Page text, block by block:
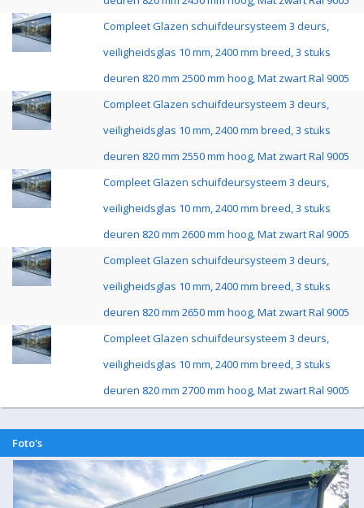
Compleet Glazen schuifdeursysteem 3 deurs,
veiligheidsglas 10 mm, 2400 mm breed, 3 stuks
deuren 820 mm 2500 mm hoog, Mat zwart Ral 9005
Compleet Glazen schuifdeursysteem 3 deurs,
veiligheidsglas 10 mm, 2400 mm breed, 3 stuks
deuren 820 mm 2550 mm hoog, Mat zwart Ral 9005
Compleet Glazen schuifdeursysteem 3 deurs,
veiligheidsglas 10 mm, 2400 mm breed, 3 stuks
deuren 820 mm 2600 mm hoog, Mat zwart Ral 9005
Compleet Glazen schuifdeursysteem 3 deurs,
veiligheidsglas 10 mm, 2400 mm breed, 3 stuks
deuren 820 mm 2650 mm hoog, Mat zwart Ral 9005
Compleet Glazen schuifdeursysteem 3 deurs,
veiligheidsglas 10 mm, 2400 mm breed, 3 stuks
deuren 820 mm 2700 mm hoog, Mat zwart Ral 9005
Foto's